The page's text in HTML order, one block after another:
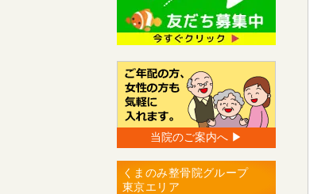
当院のご案内へ ▶︎
くまのみ整骨院グループ
東京エリア